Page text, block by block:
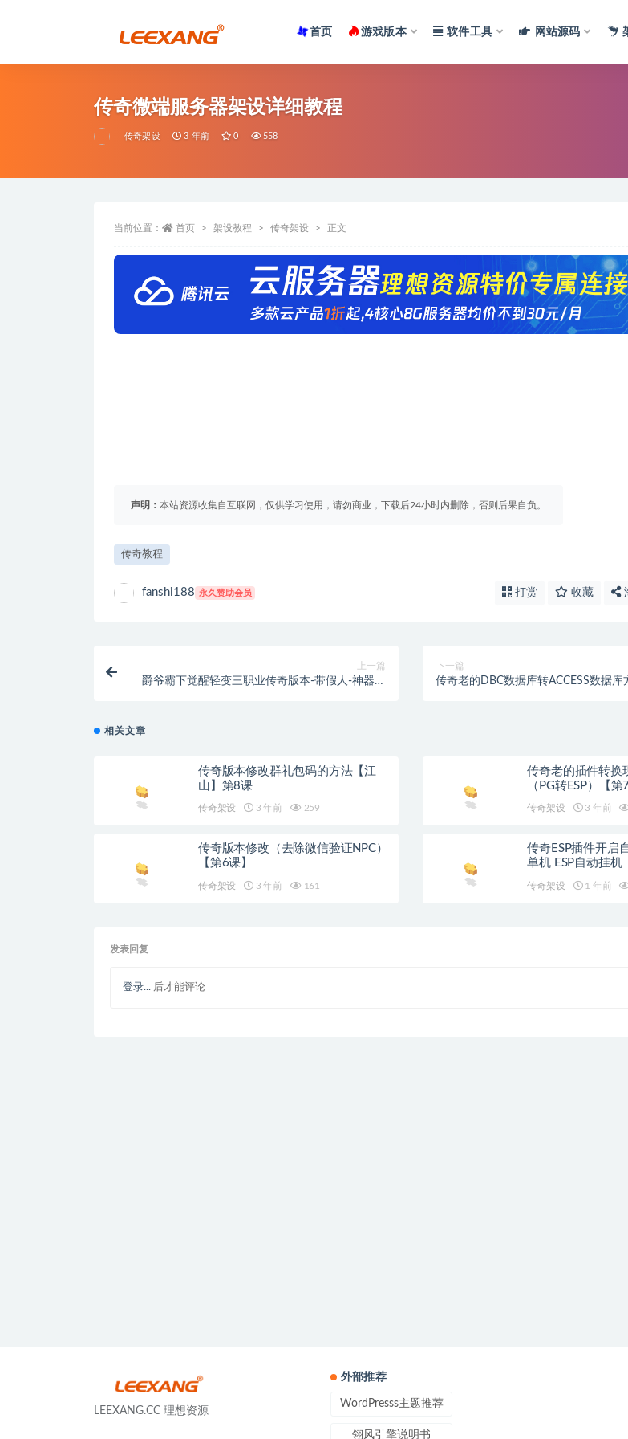
首页 游戏版本 软件工具 网站源码
传奇微端服务器架设详细教程
传奇架设 3 年前 0 558
当前位置： 首页 架设教程 传奇架设 正文
声明： 本站资源收集自互联网，仅供学习使用，请勿商业，下载后24小时内删除，否则后果自负。
传奇教程
fanshi188 永久赞助会员 打赏 收藏
上一篇
爵爷霸下觉醒轻变三职业传奇版本-带假人-神器觉
下一篇
传奇老的DBC数据库转ACCESS数据库
相关文章
传奇版本修改群礼包码的方法【江
山】第8课
传奇架设 3 年前 259
传奇老的插件转换
（PG转ESP）【第
传奇架设 3 年前
传奇版本修改（去除微信验证NPC）
【第6课】
传奇架设 3 年前 161
传奇ESP插件开启
单机 ESP自动挂机
传奇架设 1 年前
发表回复
登录... 后才能评论
LEEXANG.CC 理想资源
外部推荐
WordPresss主题推荐
翎风引擎说明书